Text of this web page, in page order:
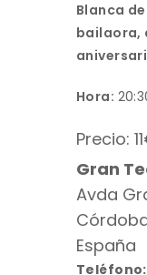
Blanca
bailaora,
Hora:
Precio:
Gran
Avda
España
Teléfono: